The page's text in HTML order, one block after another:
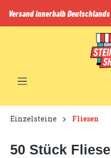
springen
Versand innerhalb
Einzelsteine Fliesen
50 Stück